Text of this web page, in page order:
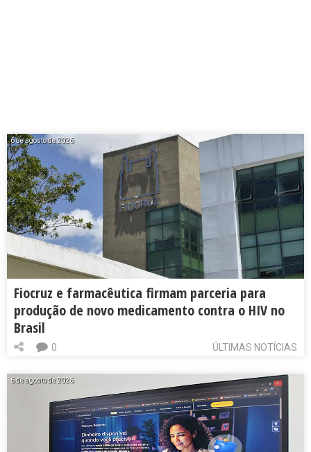
6 de agosto de 2026
Fiocruz e farmacêutica firmam parceria para
produção de novo medicamento contra o HIV no
Brasil
ÚLTIMAS NOTÍCIAS
0
6 de agosto de 2026